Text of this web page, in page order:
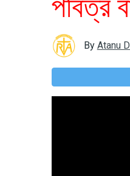
By Atanu